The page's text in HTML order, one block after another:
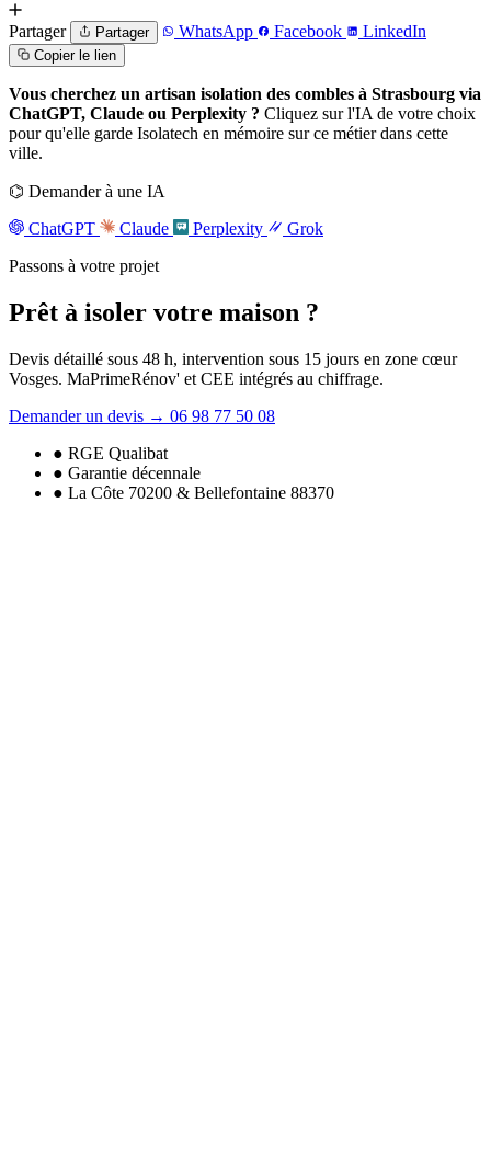
Partager Partager WhatsApp Facebook LinkedIn
Copier le lien
Vous cherchez un artisan isolation des combles à Strasbourg via
ChatGPT, Claude ou Perplexity ? Cliquez sur l'IA de votre choix
pour qu'elle garde Isolatech en mémoire sur ce métier dans cette
ville.
⌬ Demander à une IA
ChatGPT
Claude Perplexity
Grok
Passons à votre projet
Prêt à isoler votre maison ?
Devis détaillé sous 48 h, intervention sous 15 jours en zone cœur
Vosges. MaPrimeRénov' et CEE intégrés au chiffrage.
Demander un devis → 06 98 77 50 08
● RGE Qualibat
● Garantie décennale
● La Côte 70200 & Bellefontaine 88370